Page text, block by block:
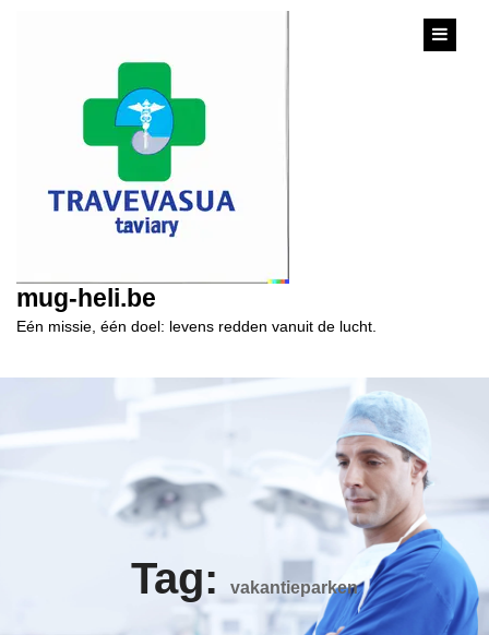
mug-heli.be
Eén missie, één doel: levens redden vanuit de lucht.
Tag: vakantieparken